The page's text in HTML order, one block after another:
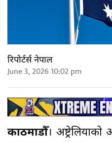
रिपोर्टर्स नेपाल
June 3, 2026 10:02 pm
काठमाडाैँ।